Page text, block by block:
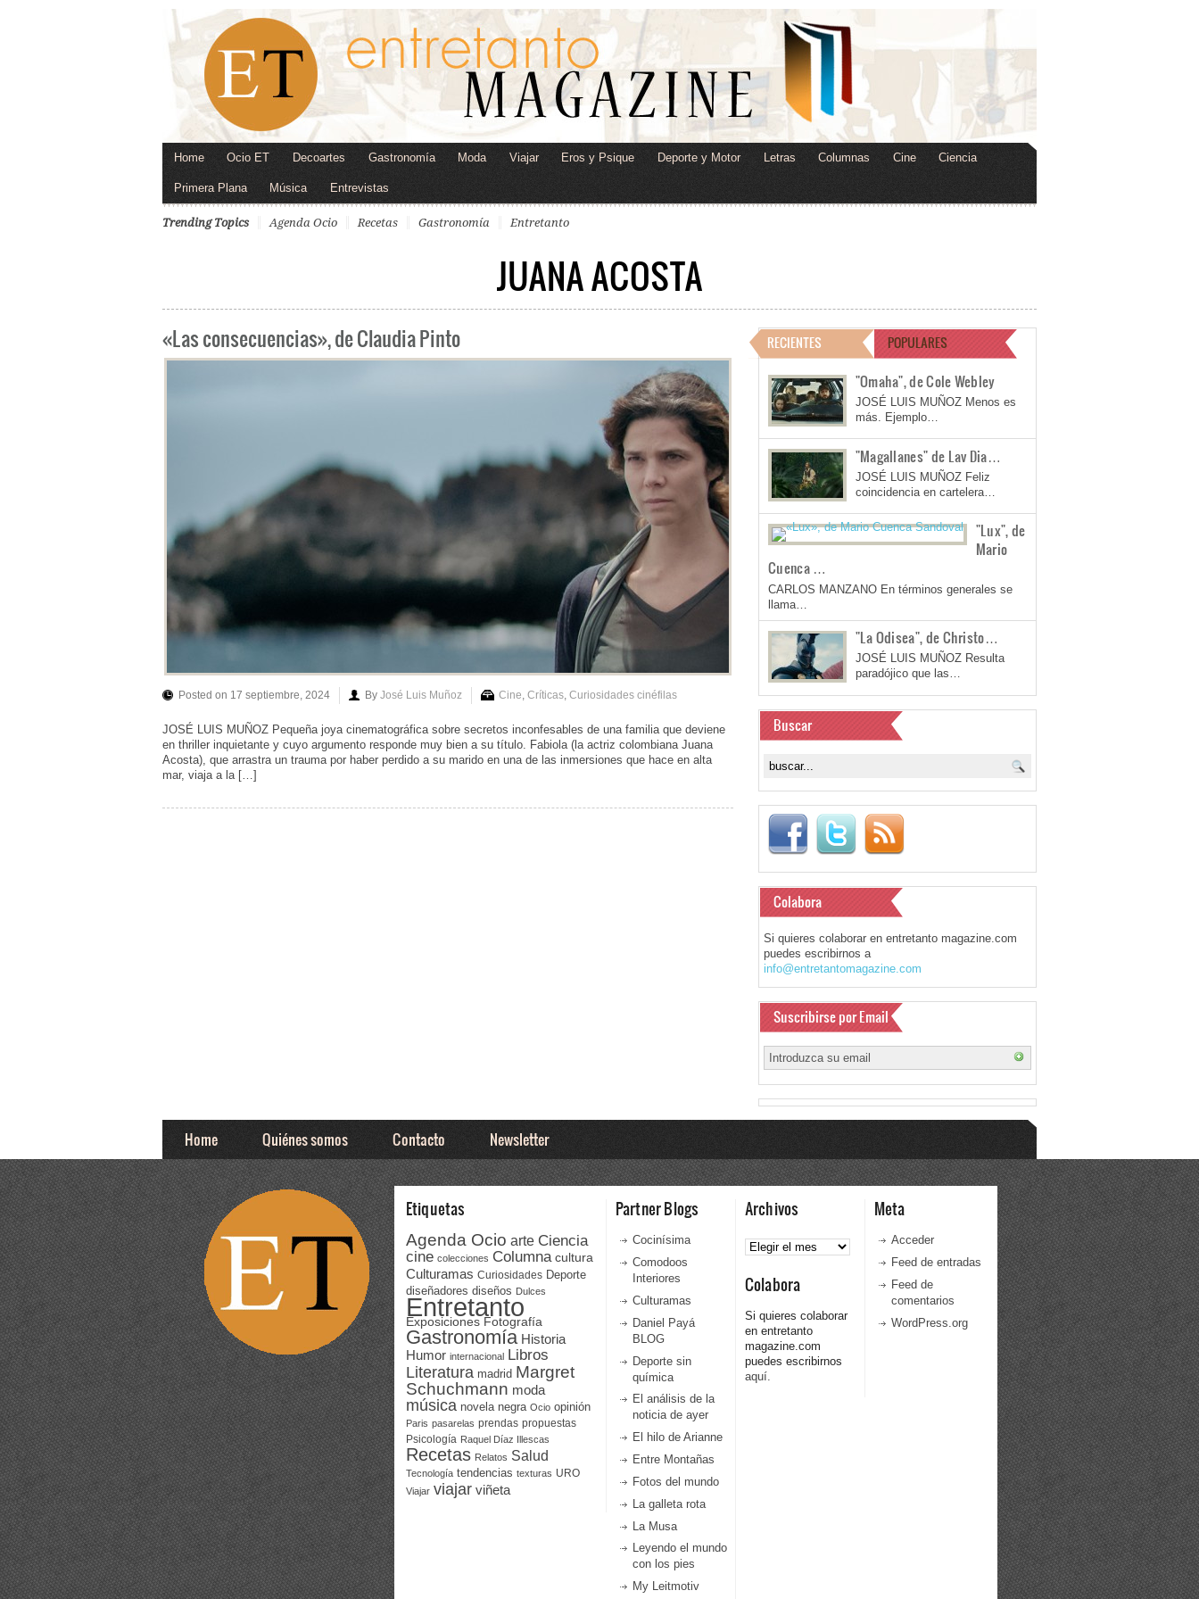
Home Ocio ET Decoartes Gastronomía Moda Viajar Eros y Psique Deporte y Motor Letras Columnas Cine Ciencia
Primera Plana Música Entrevistas
Trending Topics Agenda Ocio Recetas Gastronomía Entretanto
JUANA ACOSTA
«Las consecuencias», de Claudia Pinto
Posted on 17 septiembre, 2024 By José Luis Muñoz Cine Críticas Curiosidades cinéfilas
JOSÉ LUIS MUÑOZ Pequeña joya cinematográfica sobre secretos inconfesables de una familia que deviene
en thriller inquietante y cuyo argumento responde muy bien a su título. Fabiola (la actriz colombiana Juana
Acosta), que arrastra un trauma por haber perdido a su marido en una de las inmersiones que hace en alta
mar, viaja a la […]
RECIENTES POPULARES
"Omaha", de Cole Webley
JOSÉ LUIS MUÑOZ Menos es
más. Ejemplo…
"Magallanes" de Lav Dia…
JOSÉ LUIS MUÑOZ Feliz
coincidencia en cartelera…
"Lux", de
Mario
Cuenca …
CARLOS MANZANO En términos generales se
llama…
"La Odisea", de Christo…
JOSÉ LUIS MUÑOZ Resulta
paradójico que las…
Buscar
Colabora
Si quieres colaborar en entretanto magazine.com
puedes escribirnos a
info@entretantomagazine.com
Suscribirse por Email
Home Quiénes somos Contacto Newsletter
Etiquetas
Agenda Ocio arte Ciencia
cine colecciones Columna cultura
Culturamas Curiosidades Deporte
diseñadores diseños Dulces
Entretanto
Exposiciones Fotografía
Gastronomía Historia
Humor internacional Libros
Literatura madrid Margret
Schuchmann moda
música novela negra Ocio opinión
Paris pasarelas prendas propuestas
Psicología Raquel Díaz Illescas
Recetas Relatos Salud
Tecnología tendencias texturas URO
Viajar viajar viñeta
Partner Blogs
Cocinísima
Comodoos
Interiores
Culturamas
Daniel Payá
BLOG
Deporte sin
química
El análisis de la
noticia de ayer
El hilo de Arianne
Entre Montañas
Fotos del mundo
La galleta rota
La Musa
Leyendo el mundo
con los pies
My Leitmotiv
Archivos
Archivos
Colabora
Si quieres colaborar
en entretanto
magazine.com
puedes escribirnos
aquí.
Meta
Acceder
Feed de entradas
Feed de
comentarios
WordPress.org